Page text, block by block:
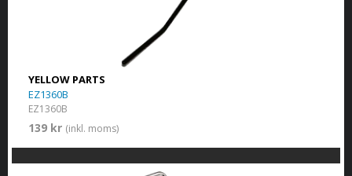
YELLOW PARTS
EZ1360B
EZ1360B
139 kr (inkl. moms)